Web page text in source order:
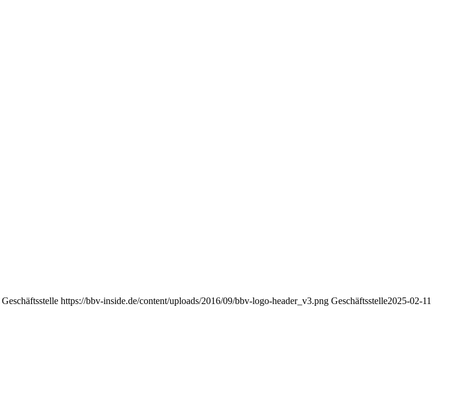
Geschäftsstelle https://bbv-inside.de/content/uploads/2016/09/bbv-logo-header_v3.png Geschäftsstelle2025-02-11